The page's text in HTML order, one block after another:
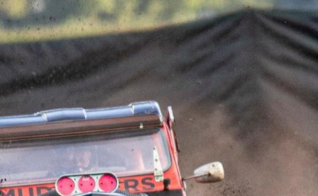
Home
Inschrijven 2026
Deelnemers